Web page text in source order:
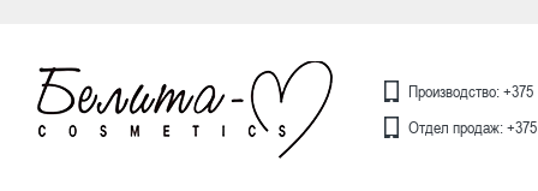
Производство:
Отдел продаж: